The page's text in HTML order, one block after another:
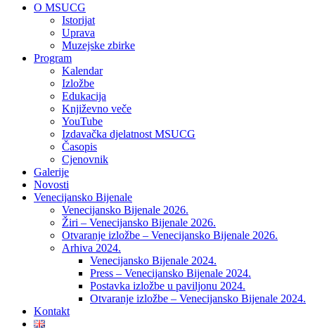
O MSUCG
Istorijat
Uprava
Muzejske zbirke
Program
Kalendar
Izložbe
Edukacija
Književno veče
YouTube
Izdavačka djelatnost MSUCG
Časopis
Cjenovnik
Galerije
Novosti
Venecijansko Bijenale
Venecijansko Bijenale 2026.
Žiri – Venecijansko Bijenale 2026.
Otvaranje izložbe – Venecijansko Bijenale 2026.
Arhiva 2024.
Venecijansko Bijenale 2024.
Press – Venecijansko Bijenale 2024.
Postavka izložbe u paviljonu 2024.
Otvaranje izložbe – Venecijansko Bijenale 2024.
Kontakt